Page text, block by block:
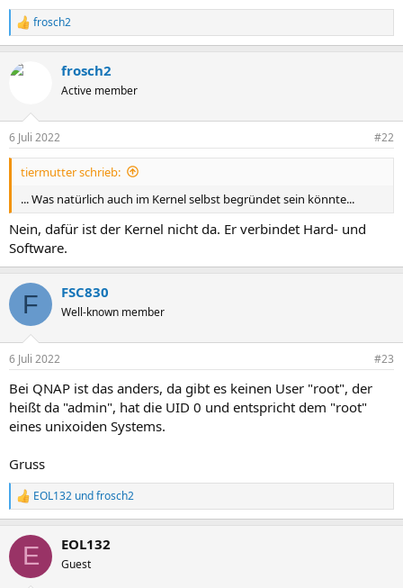
R
e
k
e
n
frosch2
frosch2
Active member
6 Juli 2022 #22
tiermutter schrieb:
... Was natürlich auch im Kernel selbst begründet sein könnte...
Nein, dafür ist der Kernel nicht da. Er verbindet Hard- und
Software.
F FSC830
Well-known member
6 Juli 2022 #23
Bei QNAP ist das anders, da gibt es keinen User "root", der
heißt da "admin", hat die UID 0 und entspricht dem "root"
eines unixoiden Systems.
Gruss
R
e
k
i
EOL132 undfrosch2
E EOL132
Guest